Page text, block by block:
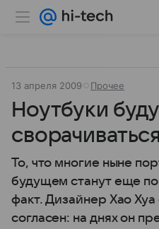
13 апреля 2009 Прочее
Ноутбуки
То, что многие ныне
будущем станут еще
факт. Дизайнер Хао
согласен: на днях он